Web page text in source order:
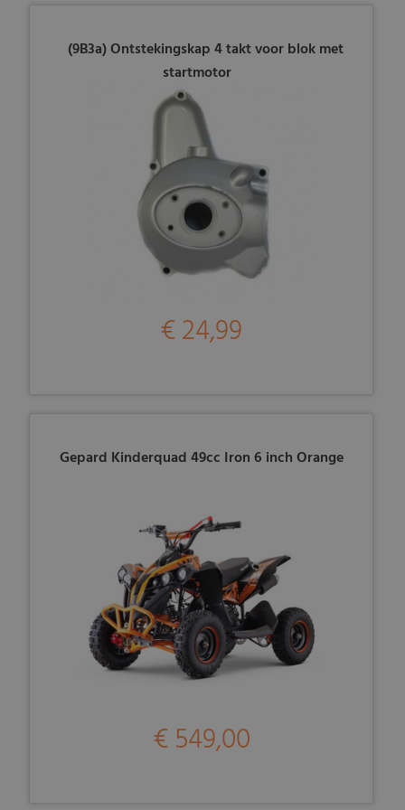
(9B3a) Ontstekingskap 4 takt voor blok met
startmotor
€ 24,99
Gepard Kinderquad 49cc Iron 6 inch Orange
€ 549,00